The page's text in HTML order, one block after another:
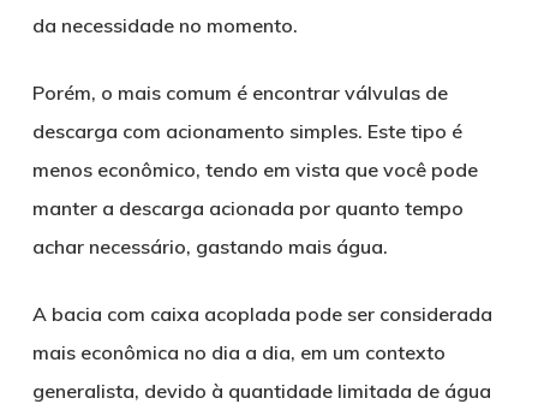
da necessidade no momento.
Porém, o mais comum é encontrar válvulas de
descarga com acionamento simples. Este tipo é
menos econômico, tendo em vista que você pode
manter a descarga acionada por quanto tempo
achar necessário, gastando mais água.
A bacia com caixa acoplada pode ser considerada
mais econômica no dia a dia, em um contexto
generalista, devido à quantidade limitada de água